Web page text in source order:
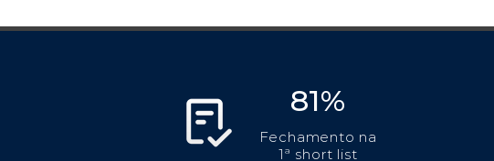
81%
Fechamento na
1ª short list